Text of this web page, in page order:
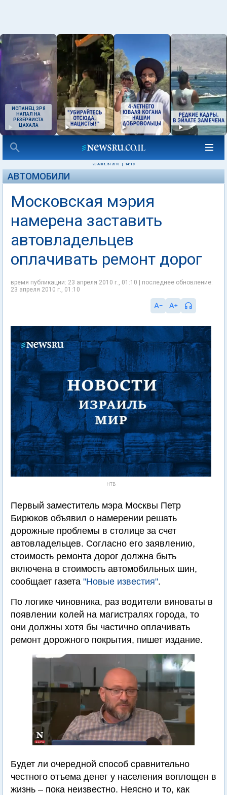
ИСПАНЕЦ ЗРЯ
НАПАЛ НА
РЕЗЕРВИСТА
ЦАХАЛА
23 АПРЕЛЯ 2010 14:18
АВТОМОБИЛИ
Московская мэрия
намерена заставить
автовладельцев
оплачивать ремонт дорог
время публикации: 23 апреля 2010 г., 01:10 | последнее обновление:
23 апреля 2010 г., 01:10
НТВ
Первый заместитель мэра Москвы Петр
Бирюков объявил о намерении решать
дорожные проблемы в столице за счет
автовладельцев. Согласно его заявлению,
стоимость ремонта дорог должна быть
включена в стоимость автомобильных шин,
сообщает газета "Новые известия".
По логике чиновника, раз водители виноваты в
появлении колей на магистралях города, то
они должны хотя бы частично оплачивать
ремонт дорожного покрытия, пишет издание.
Будет ли очередной способ сравнительно
честного отъема денег у населения воплощен в
жизнь – пока неизвестно. Неясно и то, как